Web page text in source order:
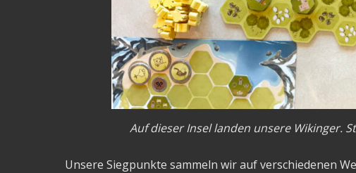
Auf dieser Insel landen unsere Wikinger.
Unsere Siegpunkte sammeln wir auf verschiedenen